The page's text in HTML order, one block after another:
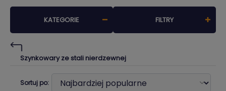
Szynkowary ze stali nierdzewnej
KATEGORIE FILTRY
Sortuj po: